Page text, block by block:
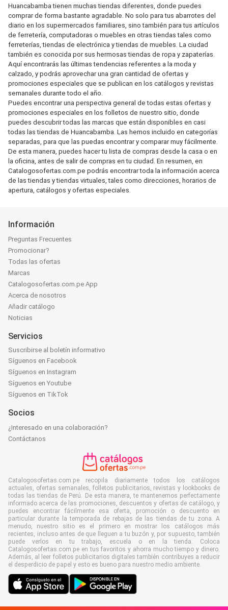
Huancabamba tienen muchas tiendas diferentes, donde puedes
comprar de forma bastante agradable. No solo para tus abarrotes del
diario en los supermercados familiares, sino también para tus artículos
de ferretería, computadoras o muebles en otras tiendas tales como
ferreterías, tiendas de electrónica y tiendas de muebles. La ciudad
también es conocida por sus hermosas tiendas de ropa y zapaterías.
Aquí encontrarás las últimas tendencias referentes a la moda y
calzado, y podrás aprovechar una gran cantidad de ofertas y
promociones especiales que se publican en los catálogos y revistas
semanales durante todo el año.
Puedes encontrar una perspectiva general de todas estas ofertas y
promociones especiales en los folletos de nuestro sitio, donde
puedes descubrir todas las marcas que están disponibles en casi
todas las tiendas de Huancabamba. Las hemos incluido en categorías
separadas, para que las puedas encontrar y comparar muy fácilmente.
De esta manera, puedes hacer tu lista de compras desde la casa o en
la oficina, antes de salir de compras en tu ciudad. En resumen, en
Catalogosofertas.com.pe podrás encontrar toda la información acerca
de las tiendas y tiendas virtuales, tales como direcciones, horarios de
apertura, catálogos y ofertas especiales.
Información
Preguntas Frecuentes
Promocionar?
Todas las ofertas
Marcas
Catalogosofertas.com.pe App
Acerca de nosotros
Añadir catálogo
Noticias
Servicios
Suscribirse al boletín informativo
Síguenos en Facebook
Síguenos en Instagram
Síguenos en Youtube
Síguenos en TikTok
Socios
¿Interesado en una colaboración?
Contáctanos
Catalogosofertas.com.pe recopila diariamente todos los catálogos
actuales, ofertas semanales, folletos publicitarios, revistas y lookbooks de
todas las tiendas de Perú. De esta manera, te mantenemos perfectamente
informado acerca de las promociones, descuentos y ofertas de catálogo, y
puedes encontrar fácilmente esa oferta, promoción o descuento en
particular durante la temporada de rebajas de las tiendas de tu zona. A
menudo, nuestro sitio es el primero en mostrar los catálogos más
recientes, incluso antes de que lleguen a tu buzón y, por supuesto, también
puede verlos en tu trabajo, escuela o en la tienda. Coloca
Catalogosofertas.com.pe en tus favoritos y ahorra mucho tiempo y dinero.
Además, al leer folletos publicitarios digitales también contribuyes a reducir
el desperdicio de papel y esto es bueno para nuestro medio ambiente.